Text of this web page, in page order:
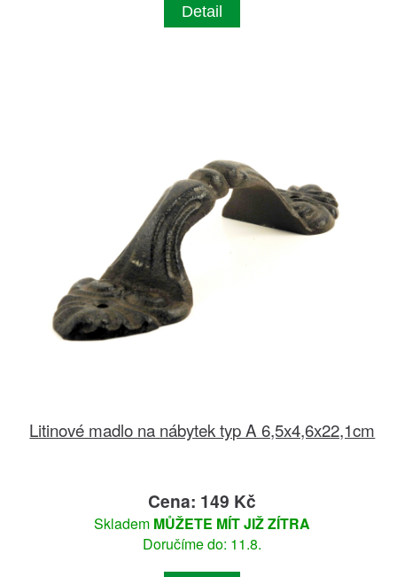
Detail
Litinové madlo na nábytek typ A 6,5x4,6x22,1cm
Cena: 149 Kč
Skladem MŮŽETE MÍT JIŽ ZÍTRA
Doručíme do: 11.8.